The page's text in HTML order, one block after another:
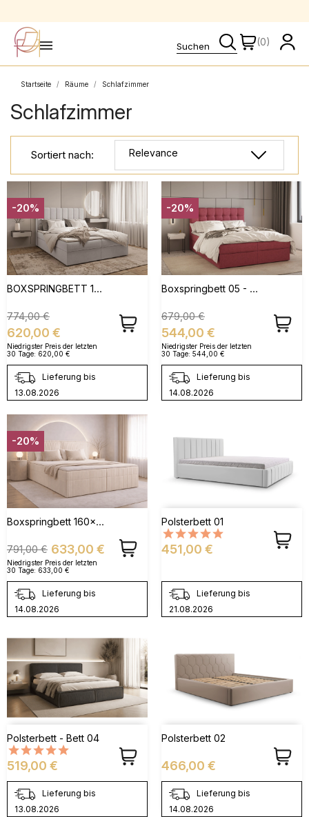
(0)
Startseite Räume Schlafzimmer
Schlafzimmer
Sortiert nach: Relevance
BOXSPRINGBETT 180x200 - Bett 01 - Silber (TRINITY 32)
Verkaufspreis
774,00 €
Preis
620,00 €
Niedrigster Preis der letzten
30 Tage: 620,00 €
Lieferung bis
13.08.2026
-20%
Boxspringbett 05 - 140x200 - Rosa - Hugo 15
Verkaufspreis
679,00 €
Preis
544,00 €
Niedrigster Preis der letzten
30 Tage: 544,00 €
Lieferung bis
14.08.2026
-20%
Boxspringbett 160x200 Mit Bettkasten - Bett 04 Aus Cord - Creme (Ambience 02)
Verkaufspreis
791,00 €
Preis 633,00 €
Niedrigster Preis der letzten
30 Tage: 633,00 €
Lieferung bis
14.08.2026
-20%
Polsterbett 01
Preis
451,00 €
Lieferung bis
21.08.2026
Polsterbett - Bett 04
Preis
519,00 €
Lieferung bis
13.08.2026
Polsterbett 02
Preis
466,00 €
Lieferung bis
14.08.2026